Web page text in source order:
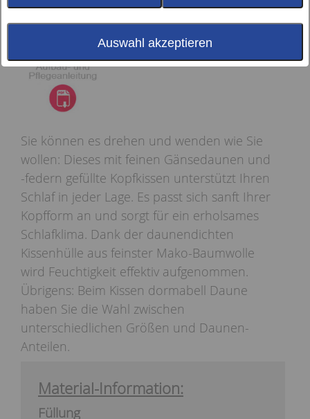
Sie können es drehen und wenden wie Sie
wollen: Dieses mit feinen Gänsedaunen und
-federn gefüllte Kopfkissen unterstützt Ihren
Schlaf in jeder Lage. Es passt sich sanft Ihrer
Kopfform an und sorgt für ein erholsames
Schlafklima. Dank der daunendichten
Kissenhülle aus feinster Mako-Baumwolle
wird Feuchtigkeit effektiv aufgenommen.
Übrigens: Beim Kissen dormabell Daune
haben Sie die Wahl zwischen
unterschiedlichen Größen und Daunen-
Anteilen.
Material-Information:
Füllung
Auswahl akzeptieren